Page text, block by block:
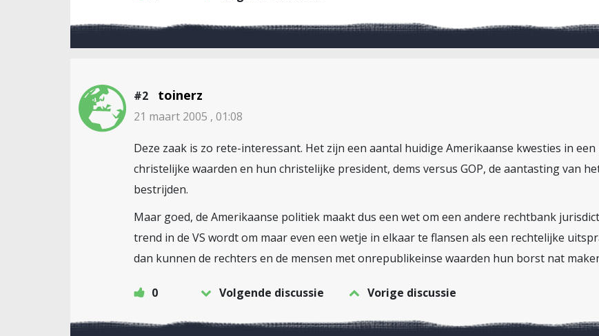
#2 toinerz
21 maart 2005 , 01:08
Deze zaak is zo rete-interessant. Het zijn een aantal huidige Amerikaanse kwesties in
christelijke waarden en hun christelijke president, dems versus GOP, de aantasting van
bestrijden.
Maar goed, de Amerikaanse politiek maakt dus een wet om een andere rechtbank
trend in de VS wordt om maar even een wetje in elkaar te flansen als een rechtelijke
dan kunnen de rechters en de mensen met onrepublikeinse waarden hun borst nat
0 Volgende discussie Vorige discussie